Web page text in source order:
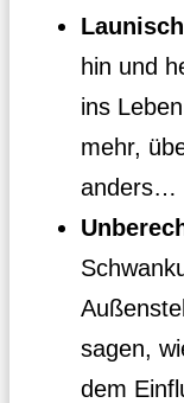
hin und
ins
mehr,
anders…
sagen,
dem